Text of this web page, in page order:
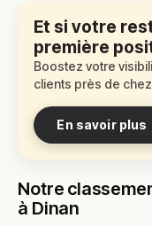
Et si votre
première
Boostez votre
clients près de
En savoir plus
Notre
à Dinan